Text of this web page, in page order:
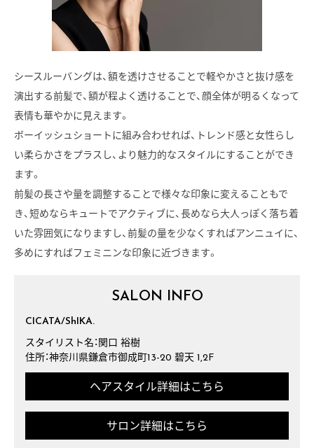
シースルーバングは、額を透けさせることで軽やかさと抜け感を
演出する前髪で、額が程よく透けることで、顔全体が明るくなって
表情も華やかに見えます。
ボーイッシュショートに組み合わせれば、トレンド感と女性らし
い柔らかさをプラスし、より魅力的なスタイルにすることができ
ます。
前髪の長さや量を調整することで様々な印象に変えることもで
き、短めならキュートでアクティブに、長めなら大人っぽく落ち着
いた雰囲気になりますし、前髪の量を少なくすればアンニュイに、
多めにすればフェミニンな印象に近づきます。
SALON INFO
CICATA/ShIKA.
スタイリスト名：関口 裕樹
住所：神奈川県鎌倉市御成町13-20 碧天 1,2F
ヘアスタイル詳細はこちら
サロン詳細はこちら